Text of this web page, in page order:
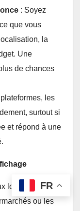
: Soyez
que vous
la
Une
de chances
les
surtout si
et répond à une
locaux ou les
ou les
FR